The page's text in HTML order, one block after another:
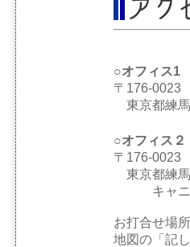
○オフィス1
〒176-0023
東京都練馬
○オフィス２
〒176-0023
東京都練
キャニオ
お打合せ場
地図の「記